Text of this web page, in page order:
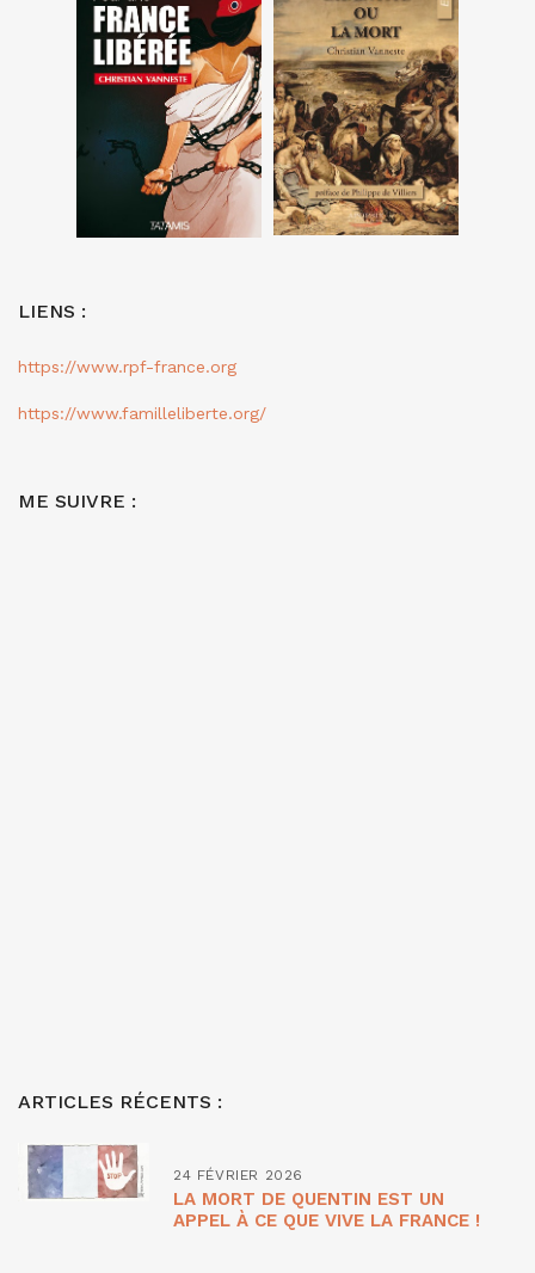
LIENS :
https://www.rpf-france.org
https://www.familleliberte.org/
ME SUIVRE :
ARTICLES RÉCENTS :
24 FÉVRIER 2026
LA MORT DE QUENTIN EST UN
APPEL À CE QUE VIVE LA FRANCE !